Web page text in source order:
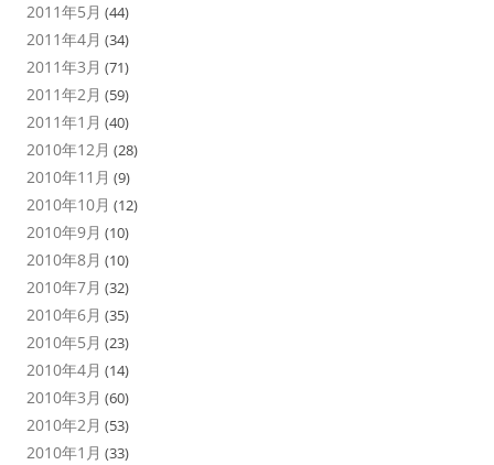
2011年5月 (44)
2011年4月 (34)
2011年3月 (71)
2011年2月 (59)
2011年1月 (40)
2010年12月 (28)
2010年11月 (9)
2010年10月 (12)
2010年9月 (10)
2010年8月 (10)
2010年7月 (32)
2010年6月 (35)
2010年5月 (23)
2010年4月 (14)
2010年3月 (60)
2010年2月 (53)
2010年1月 (33)